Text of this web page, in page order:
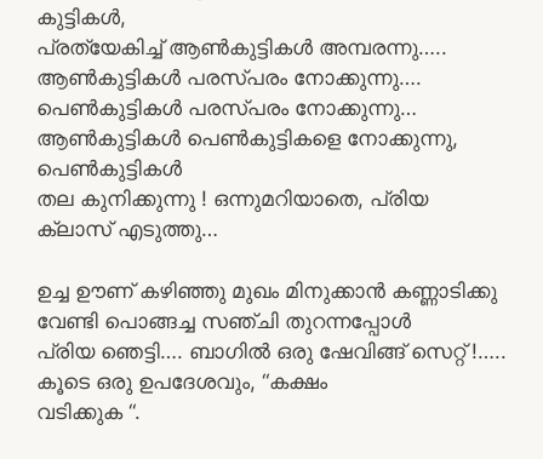
കുട്ടികൾ,
പ്രത്യേകിച്ച് ആൺകുട്ടികൾ അമ്പരന്നു…..
ആൺകുട്ടികൾ പരസ്പരം നോക്കുന്നു….
പെൺകുട്ടികൾ പരസ്പരം നോക്കുന്നു…
ആൺകുട്ടികൾ പെൺകുട്ടികളെ നോക്കുന്നു,
പെൺകുട്ടികൾ
തല കുനിക്കുന്നു ! ഒന്നുമറിയാതെ, പ്രിയ
ക്ലാസ് എടുത്തു…
ഉച്ച ഊണ് കഴിഞ്ഞു മുഖം മിനുക്കാൻ കണ്ണാടിക്കു
വേണ്ടി പൊങ്ങച്ച സഞ്ചി തുറന്നപ്പോൾ
പ്രിയ ഞെട്ടി…. ബാഗിൽ ഒരു ഷേവിങ്ങ് സെറ്റ് !…..
കൂടെ ഒരു ഉപദേശവും, “കക്ഷം
വടിക്കുക “.